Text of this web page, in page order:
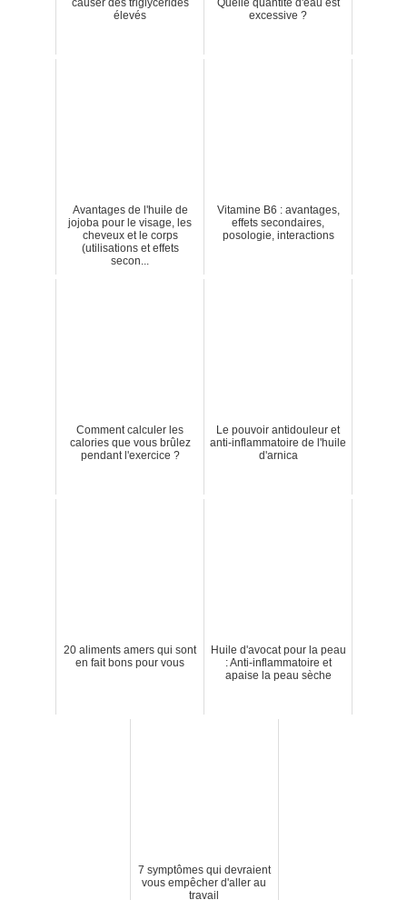
causer des triglycérides
élevés
Quelle quantité d'eau est
excessive ?
Avantages de l'huile de
jojoba pour le visage, les
cheveux et le corps
(utilisations et effets
secon...
Vitamine B6 : avantages,
effets secondaires,
posologie, interactions
Comment calculer les
calories que vous brûlez
pendant l'exercice ?
Le pouvoir antidouleur et
anti-inflammatoire de l'huile
d'arnica
20 aliments amers qui sont
en fait bons pour vous
Huile d'avocat pour la peau
: Anti-inflammatoire et
apaise la peau sèche
7 symptômes qui devraient
vous empêcher d'aller au
travail